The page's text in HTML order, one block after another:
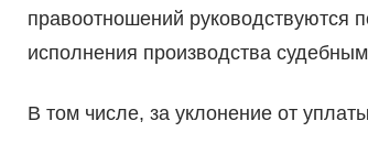
правоотношений руководствуются
исполнения производства
В том числе, за уклонение от